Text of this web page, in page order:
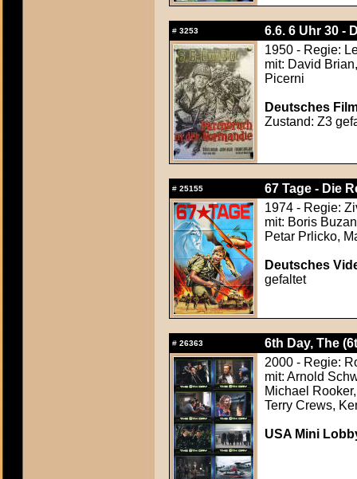
# 3253
6.6. 6 Uhr 30 -
1950 - Regie:
mit: David
Picerni
Deutsches
Zustand: Z3
# 25155
67 Tage - Die
1974 - Regie:
mit: Boris
Petar Prlicko,
Deutsches
gefaltet
# 26363
6th Day, The
2000 - Regie:
mit: Arnold
Michael
Terry Crews,
USA Mini